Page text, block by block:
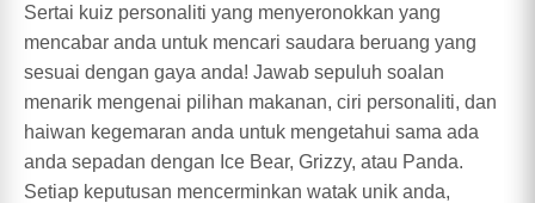
Sertai kuiz personaliti yang menyeronokkan yang
mencabar anda untuk mencari saudara beruang yang
sesuai dengan gaya anda! Jawab sepuluh soalan
menarik mengenai pilihan makanan, ciri personaliti, dan
haiwan kegemaran anda untuk mengetahui sama ada
anda sepadan dengan Ice Bear, Grizzy, atau Panda.
Setiap keputusan mencerminkan watak unik anda,